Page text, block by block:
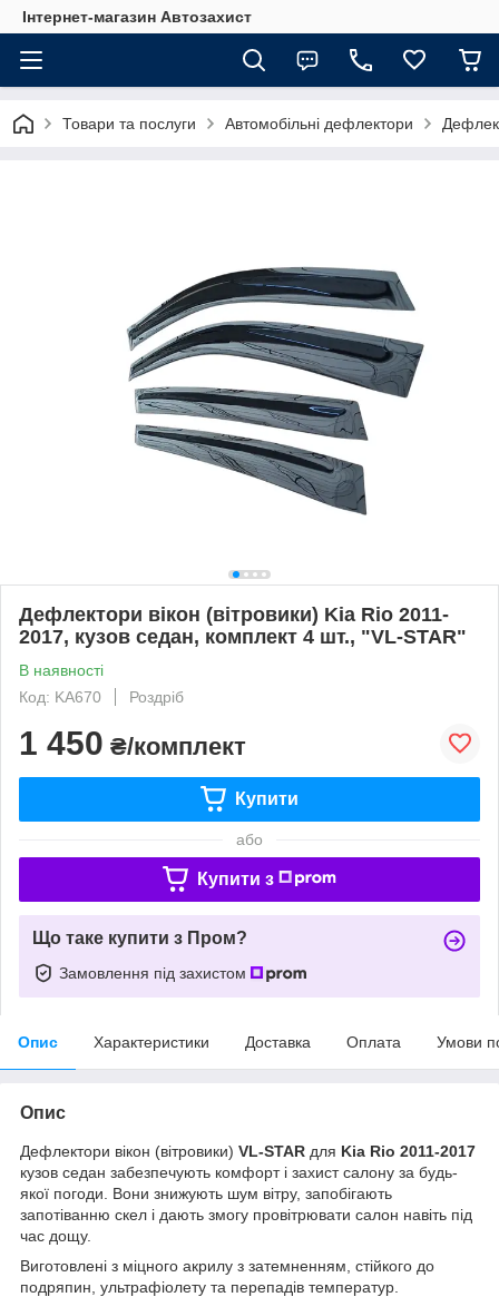
Інтернет-магазин Автозахист
Товари та послуги Автомобільні дефлектори
Дефлектори вікон (вітровики) Kia Rio 2011-
2017, кузов седан, комплект 4 шт., "VL-STAR"
В наявності
Код: KA670
Роздріб
1 450 ₴/комплект
Купити
або
Купити з
Що таке купити з Пром?
Замовлення під захистом
Опис Характеристики Доставка Оплата Умови
Опис
Дефлектори вікон (вітровики) VL-STAR для Kia Rio 2011-2017
кузов седан забезпечують комфорт і захист салону за будь-
якої погоди. Вони знижують шум вітру, запобігають
запотіванню скел і дають змогу провітрювати салон навіть під
час дощу.
Виготовлені з міцного акрилу з затемненням, стійкого до
подряпин, ультрафіолету та перепадів температур.